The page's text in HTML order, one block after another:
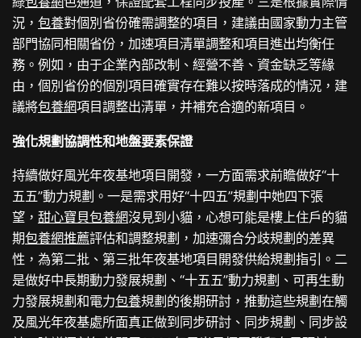
況，包養對個別省份確需調整的項目，建議由國家動力主管
部門協同相關省份，加速項目清單調整和項目進出均衡任
務。例如，由于企業內部改制、經營不善、資金缺乏等緣
由，個別省份的個別項目確實存在難以按時落成的情況，建
議將包養網項目調整出清單，并補充合適的新項目。
強化規劃協調性和地盤要素保證
持續做好風光年夜基地項目開發，一方面需求前瞻做好“十
五五”動力規劃。一是需求用好“十四五”規劃中她四下張
望，甜心寶貝包養網沒見到小貓，心想可能是樓上住戶的貓
期包養網推薦評估和調整規劃，加速彌合分歧規劃的差異
性，為第二批、第三批年夜基地項目開發供給規劃指引。二
是做好中長期動力發展規劃、“十五五”動力規劃、可再生動
力發展規劃和電力包養規劃的後期研討，推動這些規劃在觸
及風光年夜基處所面真正做到同步研討、同步規劃、同步設